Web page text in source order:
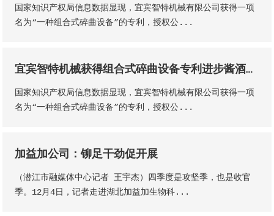
国家知识产权局信息数据显现，宜宾智特机械有限公司获得一项
名为“一种组合式碎曲设备”的专利，授权公...
宜宾智特机械获得组合式碎曲设备专利进步酱酒出产的质量和出产功率
国家知识产权局信息数据显现，宜宾智特机械有限公司获得一项
名为“一种组合式碎曲设备”的专利，授权公...
加益加公司：铆足干劲促开展
（潜江市融媒体中心记者 王宇杰）四季度是攻坚季，也是收官
季。12月4日，记者走进湖北加益加生物科...